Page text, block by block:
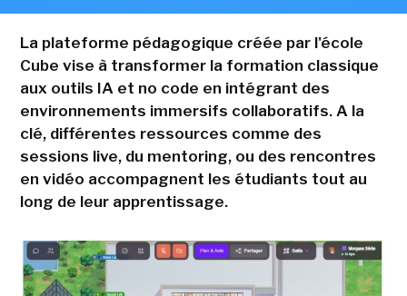
La plateforme pédagogique créée par l'école
Cube vise à transformer la formation classique
aux outils IA et no code en intégrant des
environnements immersifs collaboratifs. A la
clé, différentes ressources comme des
sessions live, du mentoring, ou des rencontres
en vidéo accompagnent les étudiants tout au
long de leur apprentissage.